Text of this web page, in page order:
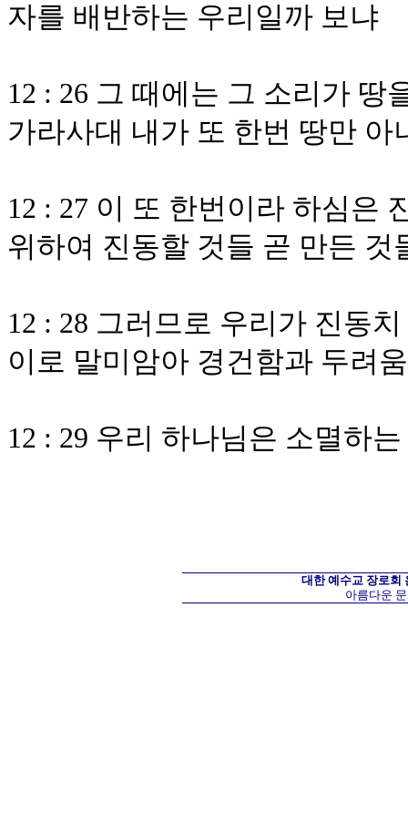
자를 배반하는 우리일까 보냐
12 : 26 그 때에는 그 소리가
가라사대 내가 또 한번 땅만
12 : 27 이 또 한번이라 하심은
위하여 진동할 것들 곧 만든
12 : 28 그러므로 우리가 진동
이로 말미암아 경건함과 두려
12 : 29 우리 하나님은 소멸하
대한 예수교 장로회
아름다운